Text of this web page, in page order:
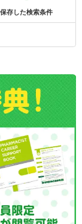
保存した検索条件